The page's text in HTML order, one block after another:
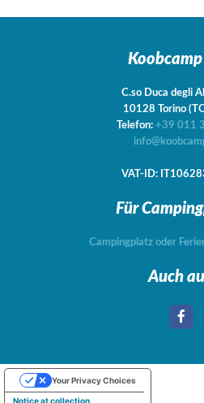
Koobcamp
C.so Duca degli
10128 Torino
Telefon: +39 011
VAT-ID:
Für
Campingplatz oder
Auch
Notice at collection
Your Privacy Choices